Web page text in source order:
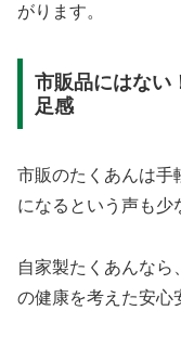
がります。
市販品にはない
足感
市販のたくあんは手
になるという声も少
自家製たくあんな
の健康を考えた安心